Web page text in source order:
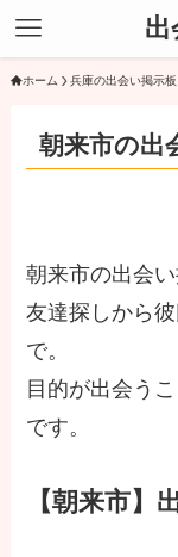
出
ホーム 兵庫の出会い掲示板
朝来市の出
朝来市の出会い
友達探しから
で。
目的が出会う
です。
【朝来市】